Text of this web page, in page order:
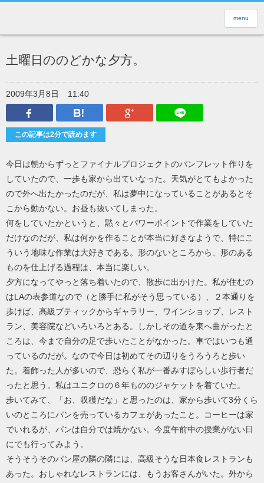
menu
土曜日ののどかな夕方。
2009年3月8日
11:40
Facebook
はてなブックマークGoogle Plus
この記事は2分で読めます
今日は朝からずっとファイナルプロジェクトのパンフレット作りを
していたので、一歩も家から出ていなった。天気がとてもよかった
ので外へ出たかったのだが、私は夢中になっていることがあるとそ
こから動かない。お昼も抜いてしまった。
何をしていたかというと、黙々とパワーポイントで作業をしていた
だけなのだが、私は何かを作ることが本当に好きなようで、特にこ
ういう地味な作業は大好きである。形のないところから、形のある
ものを仕上げる過程は、本当に楽しい。
夕方になってやっと落ち着いたので、散歩に出かけた。私が住むの
はLAの表参道なので（と勝手に私がそう思っている）、２本通りを
歩けば、高級ブティックからギャラリー、ワインショップ、レスト
ラン、美容院などいろいろとある。しかしその道を東へ曲がったと
ころは、今まで自分の足で歩いたことがなかった。車ではいつも通
っているのだが。なので今日は初めてその辺りをうろうろと歩い
た。着飾った人が多いので、恐らく私が一番みすぼらしい歩行者だ
ったと思う。私はユニクロの６年もののジャケットを着ていた。
歩いてみて、「お、収穫だな」と思ったのは、家から歩いて3分くら
いのところにパンを売っているカフェがあったこと。コーヒーは家
でいれるが、パンは自分では焼かない。今度午前中の授業がない日
にでも行ってみよう。
そうそうそのパン屋の隣の隣には、高級そうな日本食レストランも
あった。おしゃれなレストランには、もうお客さんがいた。外から